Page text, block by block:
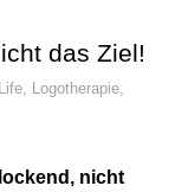
das Ziel!
, Logotherapie,
nicht